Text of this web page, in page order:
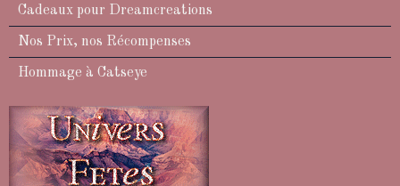
Cadeaux pour Dreamcreations
Nos Prix, nos Récompenses
Hommage à Catseye